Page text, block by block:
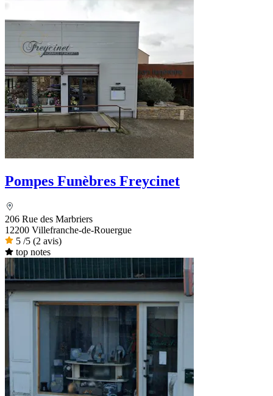
Pompes Funèbres Freycinet
206 Rue des Marbriers
12200 Villefranche-de-Rouergue
5 /5 (2 avis)
top notes